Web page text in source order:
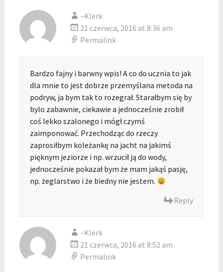
~Klerk
21 czerwca, 2016 at 8:36 am
Permalink
Bardzo fajny i barwny wpis! A co do ucznia to jak
dla mnie to jest dobrze przemyślana metoda na
podryw, ja bym tak to rozegrał. Starałbym się by
bylo zabawnie, ciekawie a jednocześnie zrobił
coś lekko szalonego i mógł czymś
zaimponować. Przechodząc do rzeczy
zaprosiłbym koleżankę na jacht na jakimś
pięknym jeziorze i np. wrzucił ją do wody,
jednocześnie pokazał bym że mam jakąś pasję,
np. żeglarstwo i że biedny nie jestem.
Reply
~Klerk
21 czerwca, 2016 at 8:52 am
Permalink